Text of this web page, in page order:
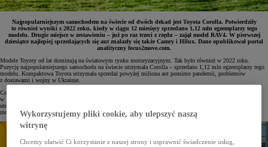
Najpopularniejszym samochodem na świecie od dwóch dekad jest Toyota Corolla. Potwierdziły
to również wyniki z 2022 roku, kiedy w ciągu 12 miesięcy sprzedano 1,12 mln egzemplarzy tego
modelu. Drugie miejsce w zestawieniu – już po raz trzeci z rzędu – zajął model RAV4. W pierwszej
dziesiątce najlepiej sprzedających się aut znalazły się także Camry i Hilux. Dane opublikował portal
analityczny focus2move.com.
Modele Toyoty od lat dominują na światowym rynku motoryzacyjnym. Tak było również w 2022 roku.
Pozycję najpopularniejszego samochodu na świecie utrzymała Corolla – sprzedano 1,12 mln egzemplarzy tego
modelu. Kompaktowa Toyota utrzymała sprzedaż powyżej miliona aut pomimo pandemii, problemów
z dostawami i wojny w Ukrainie.
Corolla jest produkowana od 1966 roku. Po raz pierwszy światowym bestsellerem model ten został
w 1974 roku, a w 1997 roku stał się najpopularniejszym samochodem w historii motoryzacji. Pozycję tę
utrzymuje do dziś. W ciągu ponad pięciu dekad Toyota opracowała 12 generacji Corolli, a łączna sprzedaż
modelu przekroczyła 50 mln egzemplarzy.
Wykorzystujemy pliki cookie, aby ulepszyć naszą
witrynę
Chcemy ułatwić Ci korzystanie z naszej strony i usprawnić świadczenie usług,